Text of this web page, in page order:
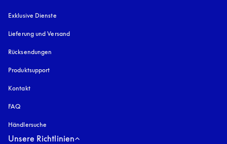
Exklusive Dienste
Lieferung und Versand
Rücksendungen
Produktsupport
Kontakt
FAQ
Händlersuche
Unsere Richtlinien